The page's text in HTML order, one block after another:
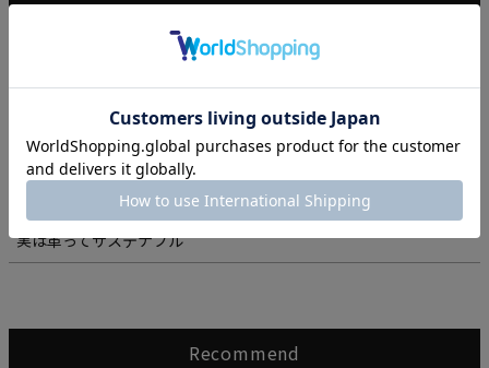
インタビュー「VOICE」
大人のスタイルコーディネート
実は革ってサステナブル
Recommend